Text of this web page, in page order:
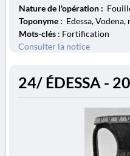
Nature de l'opération :
Toponyme : Edessa,
Mots-clés : Fortification
Consulter la notice
24/ ÉDESSA -